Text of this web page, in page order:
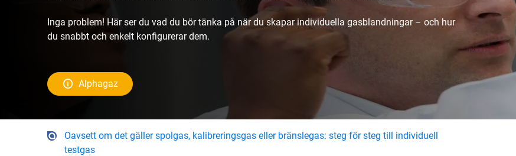
Inga problem! Här ser du vad du bör tänka på när du skapar individuella gasblandningar – och hur
du snabbt och enkelt konfigurerar dem.
Alphagaz
Oavsett om det gäller spolgas, kalibreringsgas eller bränslegas: steg för steg till individuell
testgas